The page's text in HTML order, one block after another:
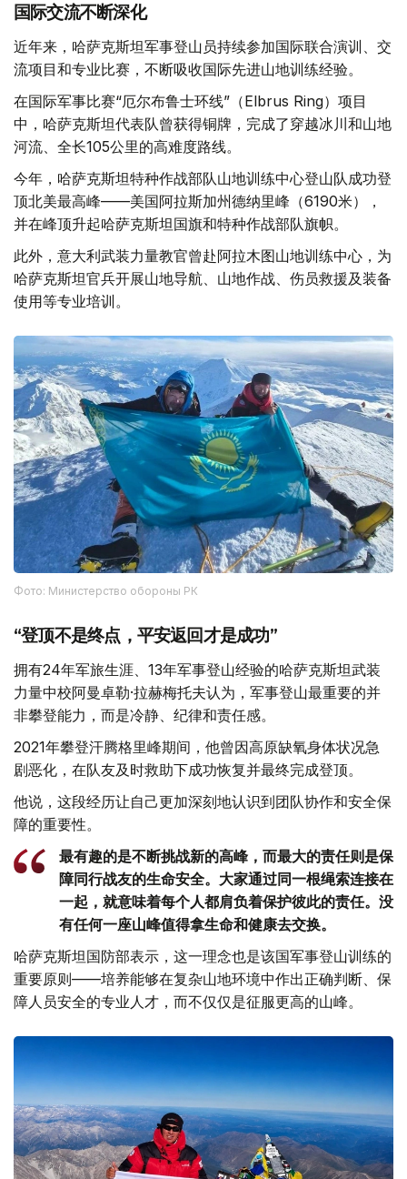
国际交流不断深化
近年来，哈萨克斯坦军事登山员持续参加国际联合演训、交
流项目和专业比赛，不断吸收国际先进山地训练经验。
在国际军事比赛“厄尔布鲁士环线”（Elbrus Ring）项目
中，哈萨克斯坦代表队曾获得铜牌，完成了穿越冰川和山地
河流、全长105公里的高难度路线。
今年，哈萨克斯坦特种作战部队山地训练中心登山队成功登
顶北美最高峰——美国阿拉斯加州德纳里峰（6190米），
并在峰顶升起哈萨克斯坦国旗和特种作战部队旗帜。
此外，意大利武装力量教官曾赴阿拉木图山地训练中心，为
哈萨克斯坦官兵开展山地导航、山地作战、伤员救援及装备
使用等专业培训。
Фото: Министерство обороны РК
“登顶不是终点，平安返回才是成功”
拥有24年军旅生涯、13年军事登山经验的哈萨克斯坦武装
力量中校阿曼卓勒·拉赫梅托夫认为，军事登山最重要的并
非攀登能力，而是冷静、纪律和责任感。
2021年攀登汗腾格里峰期间，他曾因高原缺氧身体状况急
剧恶化，在队友及时救助下成功恢复并最终完成登顶。
他说，这段经历让自己更加深刻地认识到团队协作和安全保
障的重要性。
最有趣的是不断挑战新的高峰，而最大的责任则是保
障同行战友的生命安全。大家通过同一根绳索连接在
一起，就意味着每个人都肩负着保护彼此的责任。没
有任何一座山峰值得拿生命和健康去交换。
哈萨克斯坦国防部表示，这一理念也是该国军事登山训练的
重要原则——培养能够在复杂山地环境中作出正确判断、保
障人员安全的专业人才，而不仅仅是征服更高的山峰。